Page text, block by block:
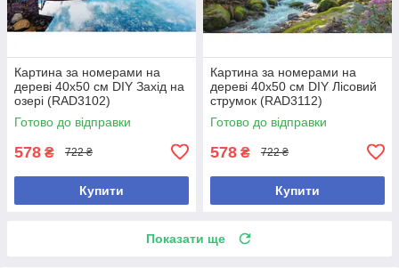
Картина за номерами на
дереві 40х50 см DIY Захід на
озері (RAD3102)
Готово до відправки
578 ₴ 722 ₴
Купити
Картина за номерами на
дереві 40х50 см DIY Лісовий
струмок (RAD3112)
Готово до відправки
578 ₴ 722 ₴
Купити
Показати ще